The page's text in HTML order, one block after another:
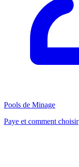
Pools de Minage
Paye et comment choisir